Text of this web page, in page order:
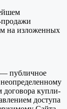
продажи
на изложенных
— публичное
договора купли-
доступа